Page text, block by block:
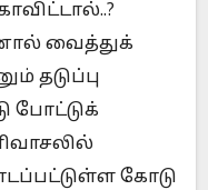
வைத்துக்
தடுப்பு
போட்டுக்
கோடு